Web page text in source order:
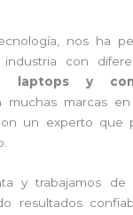
nos ha
con
laptops y
muchas marcas
un experto que
y trabajamos
resultados